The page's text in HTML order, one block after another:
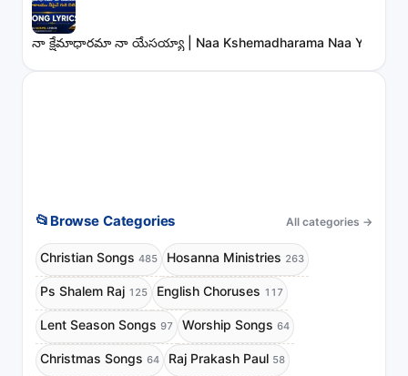
నా క్షేమాధారమా నా యేసయ్యా | Naa Kshemadharama Naa Yesayya
📂 Browse Categories All categories →
Christian Songs 485 Hosanna Ministries 263
Ps Shalem Raj 125 English Choruses 117
Lent Season Songs 97 Worship Songs 64
Christmas Songs 64 Raj Prakash Paul 58